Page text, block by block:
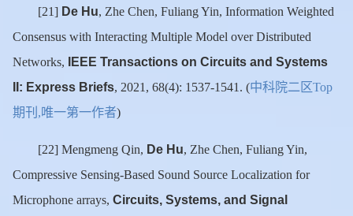
[21] De Hu, Zhe Chen, Fuliang Yin, Information Weighted
Consensus with Interacting Multiple Model over Distributed
Networks,
IEEE Transactions on Circuits and Systems
II: Express Briefs, 2021, 68(4): 1537-1541. (中科院二区Top
期刊 ,唯一第一作者)
[22] Mengmeng Qin, De Hu, Zhe Chen, Fuliang Yin,
Compressive Sensing-Based Sound Source Localization for
Microphone arrays, Circuits, Systems, and Signal